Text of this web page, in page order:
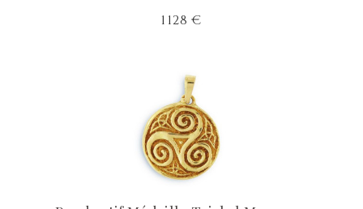
1 128 €